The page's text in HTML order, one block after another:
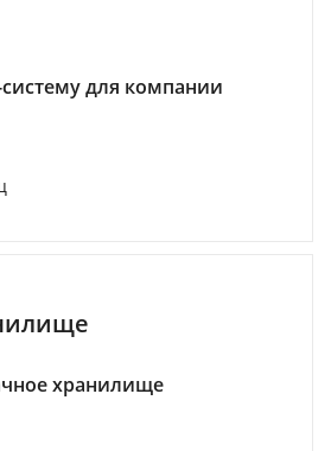
для компании
хранилище